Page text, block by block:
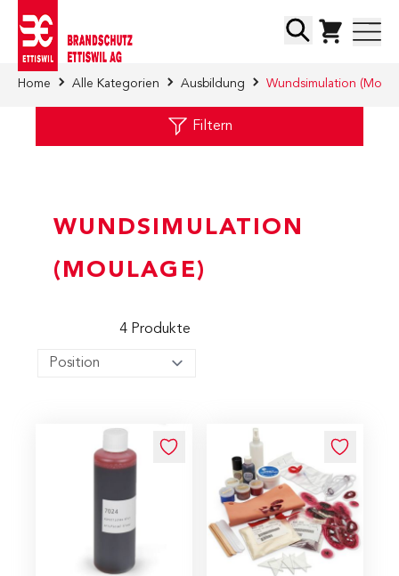
Suche
Home Alle Kategorien Ausbildung Wundsimulation
Filtern
WUNDSIMULATION
(MOULAGE)
4 Produkte